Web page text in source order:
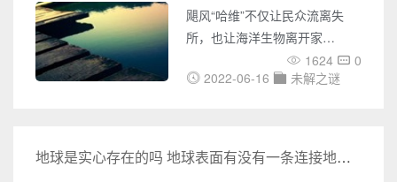
的地铁里发生了一件不可思议的
失踪案。那天晚上21点16分，
一列地铁列车从白俄罗斯站驶向
布莱斯诺站。只需要14分钟列车
飓风“哈维”不仅让民众流离失
所，也让海洋生物离开家
园。 近日，美国德克萨斯城
海滩上出现了一只神秘的海洋生
滩上。 发现者PreetiDesai
称，“我本来以为那会是一条海
1624
0
2022-06-16
未解之谜
地球是实心存在的吗 地球表面有没有一条连接地心的神秘隧道